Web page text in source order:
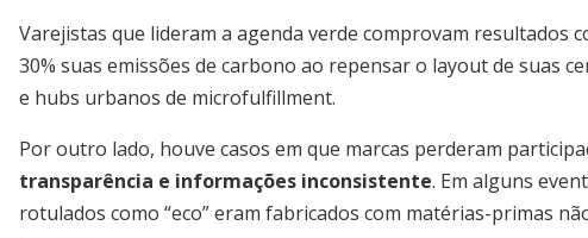
Varejistas que lideram a agenda verde comprovam resultados
30% suas emissões de carbono ao repensar o layout de suas
e hubs urbanos de microfulfillment.
Por outro lado, houve casos em que marcas perderam
transparência e informações inconsistente. Em alguns
rotulados como “eco” eram fabricados com matérias-primas